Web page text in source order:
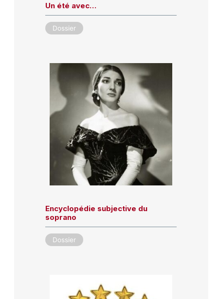
Un été avec…
Dossier
Encyclopédie subjective du
soprano
Dossier